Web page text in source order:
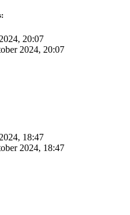
20:07
2024, 20:07
18:47
2024, 18:47